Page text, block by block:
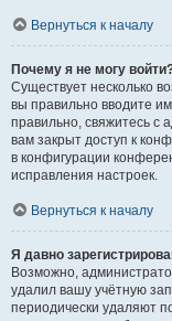
Вернуться к началу
Почему я не могу
Существует несколько
вы правильно вводите
правильно, свяжитесь с
вам закрыт доступ к
в конфигурации
исправления настроек.
Вернуться к началу
Я давно
Возможно,
удалил вашу учётную
периодически удаляют